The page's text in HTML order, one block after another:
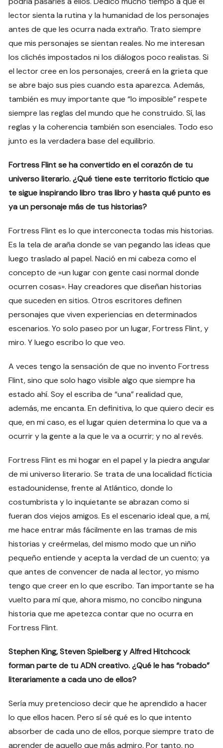
lector sienta la rutina y la humanidad de los personajes
antes de que les ocurra nada extraño. Trato siempre
que mis personajes se sientan reales. No me interesan
los clichés impostados ni los diálogos poco realistas. Si
el lector cree en los personajes, creerá en la grieta que
se abre bajo sus pies cuando esta aparezca. Además,
también es muy importante que “lo imposible” respete
siempre las reglas del mundo que he construido. Sí, las
reglas y la coherencia también son esenciales. Todo eso
junto es la verdadera base del equilibrio.
Fortress Flint se ha convertido en el corazón de tu
universo literario. ¿Qué tiene este territorio ficticio que
te sigue inspirando libro tras libro y hasta qué punto es
ya un personaje más de tus historias?
Fortress Flint es lo que interconecta todas mis historias.
Es la tela de araña donde se van pegando las ideas que
luego traslado al papel. Nació en mi cabeza como el
concepto de «un lugar con gente casi normal donde
ocurren cosas». Hay creadores que diseñan historias
que suceden en sitios. Otros escritores definen
personajes que viven experiencias en determinados
escenarios. Yo solo paseo por un lugar, Fortress Flint, y
miro. Y luego escribo lo que veo.
A veces tengo la sensación de que no invento Fortress
Flint, sino que solo hago visible algo que siempre ha
estado ahí. Soy el escriba de “una” realidad que,
además, me encanta. En definitiva, lo que quiero decir es
que, en mi caso, es el lugar quien determina lo que va a
ocurrir y la gente a la que le va a ocurrir; y no al revés.
Fortress Flint es mi hogar en el papel y la piedra angular
de mi universo literario. Se trata de una localidad ficticia
estadounidense, frente al Atlántico, donde lo
costumbrista y lo inquietante se abrazan como si
fueran dos viejos amigos. Es el escenario ideal que, a mí,
me hace entrar más fácilmente en las tramas de mis
historias y creérmelas, del mismo modo que un niño
pequeño entiende y acepta la verdad de un cuento; ya
que antes de convencer de nada al lector, yo mismo
tengo que creer en lo que escribo. Tan importante se ha
vuelto para mí que, ahora mismo, no concibo ninguna
historia que me apetezca contar que no ocurra en
Fortress Flint.
Stephen King, Steven Spielberg y Alfred Hitchcock
forman parte de tu ADN creativo. ¿Qué le has “robado”
literariamente a cada uno de ellos?
Sería muy pretencioso decir que he aprendido a hacer
lo que ellos hacen. Pero sí sé qué es lo que intento
absorber de cada uno de ellos, porque siempre trato de
aprender de aquello que más admiro. Por tanto, no